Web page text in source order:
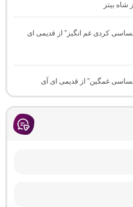
کردی غم انگیز” از قدیمی ای